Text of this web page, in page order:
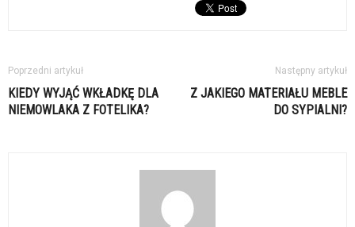
Poprzedni artykuł
KIEDY WYJĄĆ WKŁADKĘ DLA
NIEMOWLAKA Z FOTELIKA?
Następny artykuł
Z JAKIEGO MATERIAŁU MEBLE
DO SYPIALNI?